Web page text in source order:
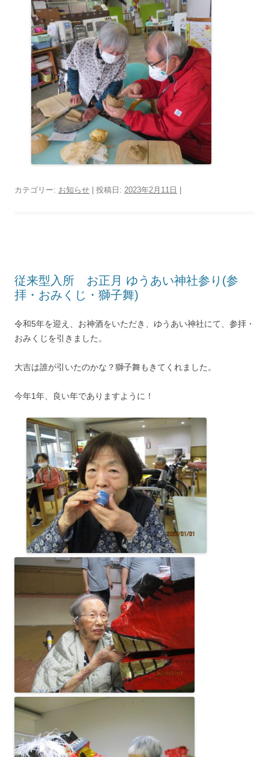
カテゴリー: お知らせ | 投稿日: 2023年2月11日
従来型入所 お正月 ゆうあい神社参り(参
拝・おみくじ・獅子舞)
令和5年を迎え、お神酒をいただき、ゆうあい神社にて、参拝・
おみくじを引きました。
大吉は誰が引いたのかな？獅子舞もきてくれました。
今年1年、良い年でありますように！